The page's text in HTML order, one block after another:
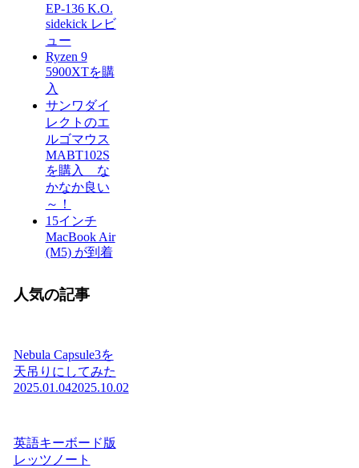
EP-136 K.O.
sidekick レビ
ュー
Ryzen 9
5900XTを購
入
サンワダイ
レクトのエ
ルゴマウス
MABT102S
を購入 な
かなか良い
～！
15インチ
MacBook Air
(M5) が到着
人気の記事
Nebula Capsule3を
天吊りにしてみた
2025.01.042025.10.02
英語キーボード版
レッツノート